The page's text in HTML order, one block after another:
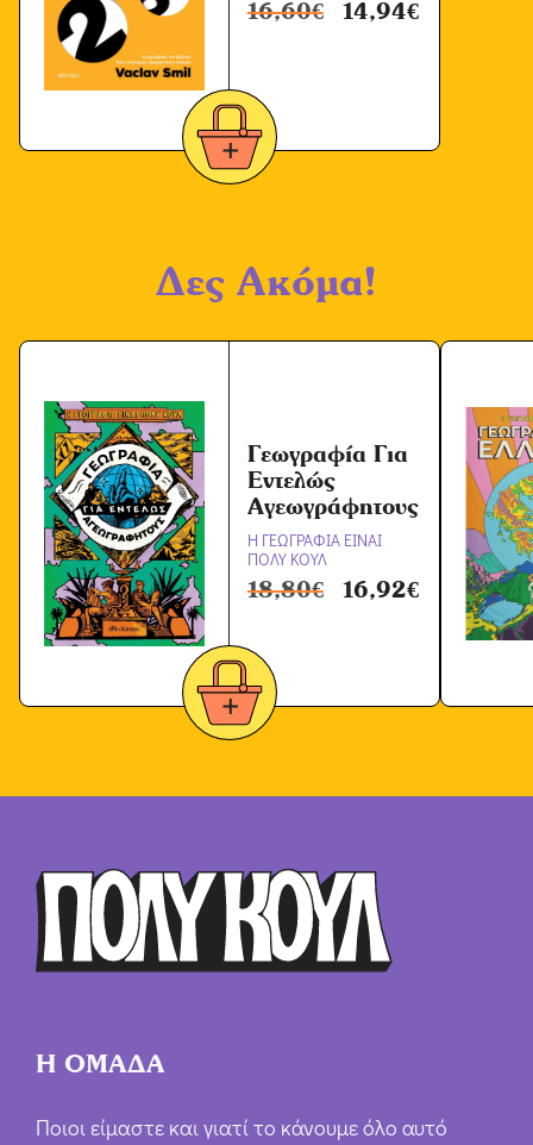
16,60€ 14,94€
Δες Ακόμα!
Γεωγραφία Για
Εντελώς
Αγεωγράφητους
Η ΓΕΩΓΡΑΦΙΑ ΕΙΝΑΙ
ΠΟΛΥ ΚΟΥΛ
18,80€ 16,92€
Η ΟΜΑΔΑ
Ποιοι είμαστε και γιατί το κάνουμε όλο αυτό